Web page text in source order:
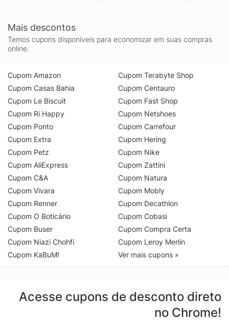
Mais descontos
Temos cupons disponíveis para economizar em suas compras
online.
Cupom Amazon
Cupom Casas Bahia
Cupom Le Biscuit
Cupom Ri Happy
Cupom Ponto
Cupom Extra
Cupom Petz
Cupom AliExpress
Cupom C&A
Cupom Vivara
Cupom Renner
Cupom O Boticário
Cupom Buser
Cupom Niazi Chohfi
Cupom KaBuM!
Cupom Terabyte Shop
Cupom Centauro
Cupom Fast Shop
Cupom Netshoes
Cupom Carrefour
Cupom Hering
Cupom Nike
Cupom Zattini
Cupom Natura
Cupom Mobly
Cupom Decathlon
Cupom Cobasi
Cupom Compra Certa
Cupom Leroy Merlin
Ver mais cupons »
Acesse cupons de desconto direto
no Chrome!